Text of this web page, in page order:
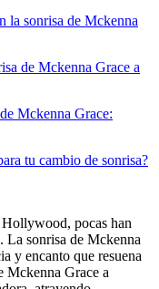
la sonrisa de Mckenna
de Mckenna Grace a
Mckenna Grace:
tu cambio de sonrisa?
Hollywood, pocas han
La sonrisa de Mckenna
y encanto que resuena
Mckenna Grace a